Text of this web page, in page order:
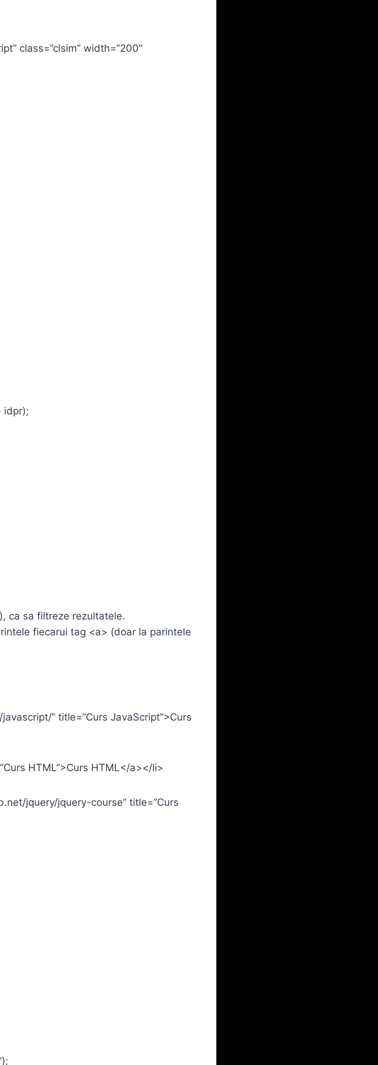
class=”clsim” width=”200″
idpr);
ca sa filtreze rezultatele.
fiecarui tag <a> (doar la parintele
” title=”Curs JavaScript”>Curs
HTML”>Curs HTML</a></li>
jquery/jquery-course” title=”Curs